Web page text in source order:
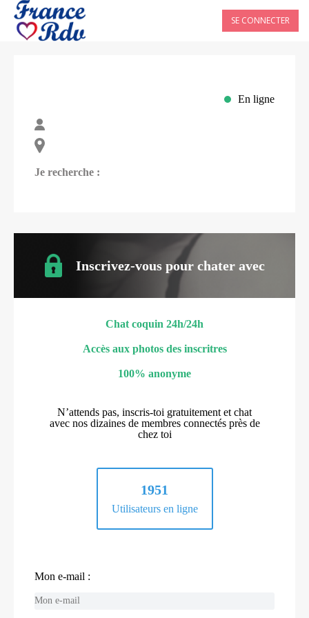
SE CONNECTER
En ligne
Je recherche :
Inscrivez-vous pour chater avec
Chat coquin 24h/24h
Accès aux photos des inscritres
100% anonyme
N’attends pas, inscris-toi gratuitement et chat
avec nos dizaines de membres connectés près de
chez toi
1951
Utilisateurs en ligne
Mon e-mail :